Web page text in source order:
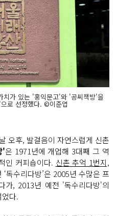
치가 있는 '홍익문고'와 '공씨책방'을
로 선정했다. ©이준엽
오후, 발걸음이 자연스럽게 신촌
'은 1971년에 개업해 3대째 그 역
인 커피숍이다. 신촌 추억 1번지,
‘독수리다방’은 2005년 수많은 프
가, 2013년 예전 '독수리다방'의
다.